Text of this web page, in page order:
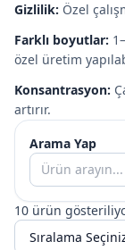
Gizlilik: Özel
Farklı boyutlar:
özel üretim
Konsantrasyon:
artırır.
Arama Yap
10 ürün